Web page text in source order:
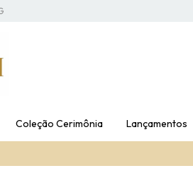
Coleção Cerimônia Lançamentos